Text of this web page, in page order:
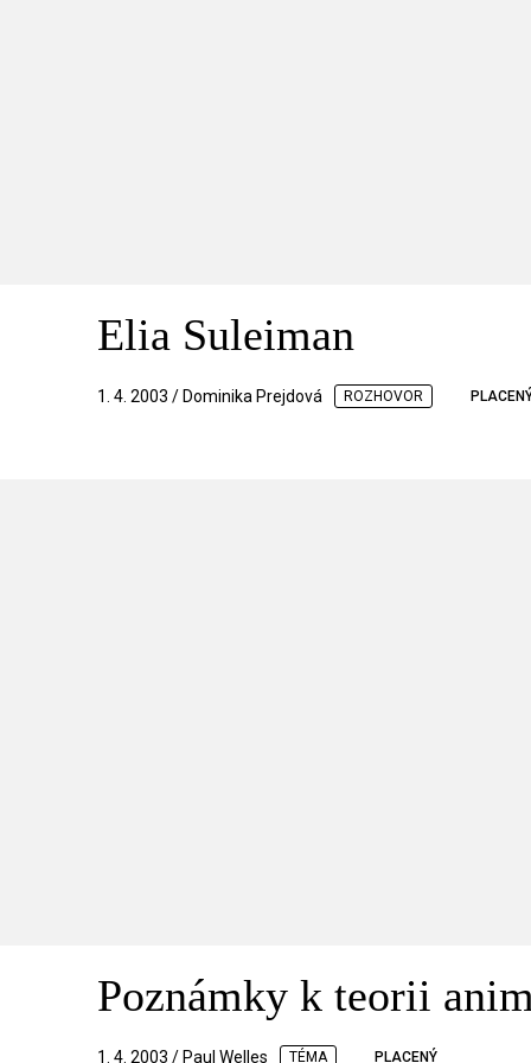
Elia Suleiman
1. 4. 2003 / Dominika Prejdová ROZHOVOR
Poznámky k teorii
1. 4. 2003 / Paul Welles TÉMA PLACENÝ